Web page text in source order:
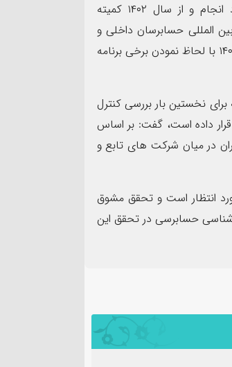
آقاجری اظهارکرد: در سال های گذشته استاندارد سازی این شیوه عملکرد انجام و از سال ۱۴۰۲ کمیته
المللی حسابرسان داخلی و
انجمن حسابرسان داخلی ایران ارائه شده بود اما برنامه پیش گفته برای سال ۱۴۰۴ با لحاظ نمودن برخی برنامه
نخستین بار بررسی کنترل
داده است، گفت: بر اساس
در میان شرکت های تابع و
انتظار است و تحقق مشوق
حسابرسی در تحقق این